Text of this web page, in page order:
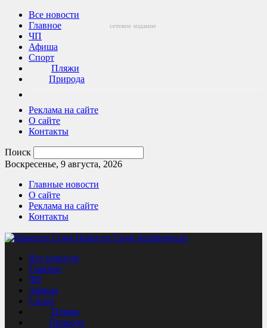
Все новости
Главное
ЧП
Афиша
Спорт
Пляжи
Природа
Реклама на сайте
О сайте
Контакты
Поиск
Воскресенье, 9 августа, 2026
Главные новости
О сайте
Реклама на сайте
Контакты
Новости Сочи Sochinews.io
сетевое издание
Все новости
Главное
ЧП
Афиша
Спорт
Пляжи
Природа